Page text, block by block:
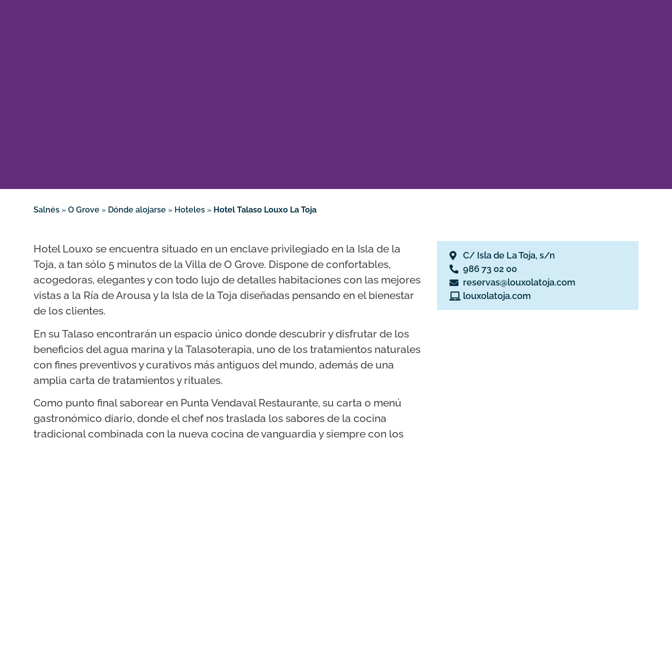
Salnés »O Grove » Dónde alojarse » Hoteles » Hotel Talaso Louxo La Toja
Hotel Louxo se encuentra situado en un enclave privilegiado en la Isla de la
Toja, a tan sólo 5 minutos de la Villa de O Grove. Dispone de confortables,
acogedoras, elegantes y con todo lujo de detalles habitaciones con las mejores
vistas a la Ría de Arousa y la Isla de la Toja diseñadas pensando en el bienestar
de los clientes.
En su Talaso encontrarán un espacio único donde descubrir y disfrutar de los
beneficios del agua marina y la Talasoterapia, uno de los tratamientos naturales
con fines preventivos y curativos más antiguos del mundo, además de una
amplia carta de tratamientos y rituales.
Como punto final saborear en Punta Vendaval Restaurante, su carta o menú
gastronómico diario, donde el chef nos traslada los sabores de la cocina
tradicional combinada con la nueva cocina de vanguardia y siempre con los
C/ Isla de La Toja, s/n
986 73 02 00
reservas@louxolatoja.com
louxolatoja.com